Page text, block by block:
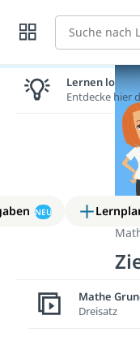
Suche
NEU
Lernen lohnt
Entdecke hier
Mathe
Dreisatz